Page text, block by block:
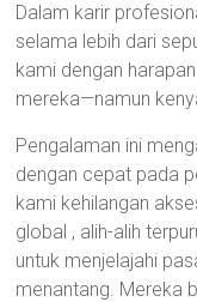
Dalam karir
selama lebih dari
kami dengan
mereka—namun
Pengalaman ini
dengan cepat pada
kami kehilangan
global , alih-alih
untuk menjelajahi
menantang. Mereka